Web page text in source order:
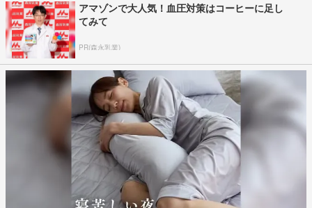
アマゾンで大人気！血圧対策はコーヒーに足し
てみて
PR(森永乳業)